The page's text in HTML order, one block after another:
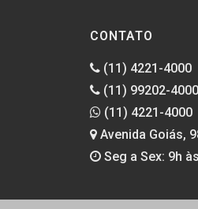
CONTATO
(11) 4221-4000
(11) 99202-4000
(11) 4221-4000
Avenida Goiás,
Seg a Sex: 9h